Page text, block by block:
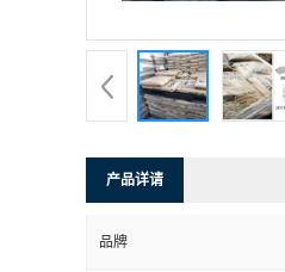
产品详请
品牌